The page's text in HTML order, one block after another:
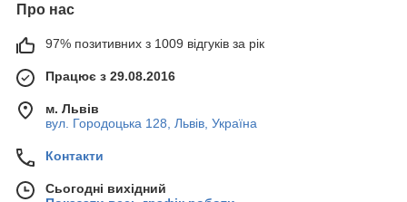
Про нас
97% позитивних з 1009 відгуків за рік
Працює з 29.08.2016
м. Львів
вул. Городоцька 128, Львів, Україна
Контакти
Сьогодні вихідний